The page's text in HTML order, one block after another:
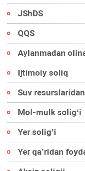
JShDS
QQS
Aylanmadan
Ijtimoiy soliq
Suv
Mol-mulk soligʻi
Yer soligʻi
Yer qa’ridan